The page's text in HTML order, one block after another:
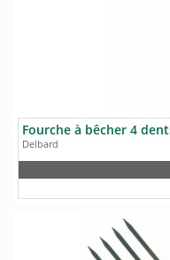
Fourche à bêcher 4
Delbard